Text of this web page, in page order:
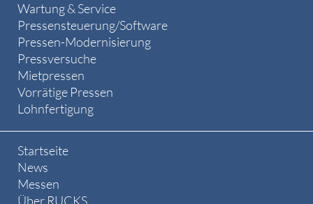
Wartung & Service
Pressensteuerung/Software
Pressen-Modernisierung
Pressversuche
Mietpressen
Vorrätige Pressen
Lohnfertigung
Startseite
News
Messen
Über RUCKS